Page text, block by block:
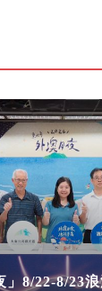
」8/22-8/23